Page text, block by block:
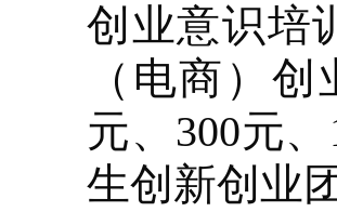
创业意识培
（电商）
元、300元
生创新创业